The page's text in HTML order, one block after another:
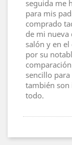
seguida me
para mis
comprado
de mi nueva
salón y en
por su
sencillo
también son
todo.